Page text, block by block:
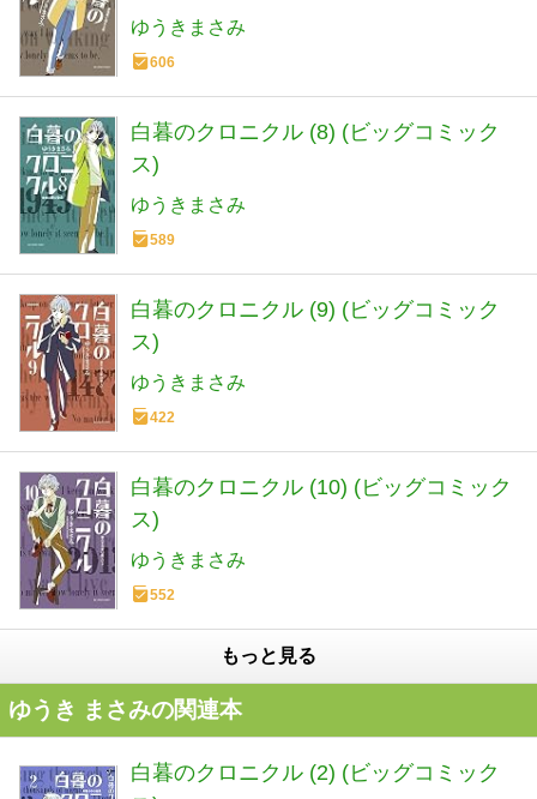
ゆうきまさみ
606
白暮のクロニクル (8) (ビッグコミック
ス)
ゆうきまさみ
589
白暮のクロニクル (9) (ビッグコミック
ス)
ゆうきまさみ
422
白暮のクロニクル (10) (ビッグコミック
ス)
ゆうきまさみ
552
もっと見る
ゆうき まさみの関連本
白暮のクロニクル (2) (ビッグコミック